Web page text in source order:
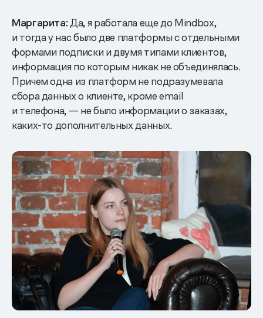
Маргарита:Да, я работала еще до Mindbox,
и тогда у нас было две платформы с отдельными
формами подписки и двумя типами клиентов,
информация по которым никак не объединялась.
Причем одна из платформ не подразумевала
сбора данных о клиенте, кроме email
и телефона, — не было информации о заказах,
каких-то дополнительных данных.